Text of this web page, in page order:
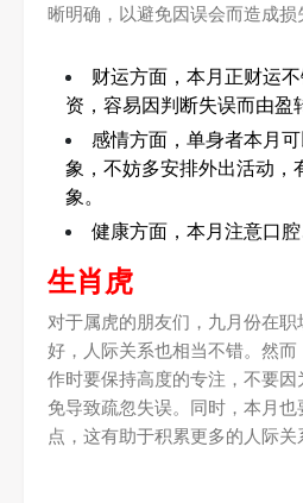
晰明确，以避免因误会而造成损
财运方面，本月正财运
资，容易因判断失误而由盈
感情方面，单身者本月
象，不妨多安排外出活动，
象。
健康方面，本月注意口腔
生肖虎
对于属虎的朋友们，九月份在
好，人际关系也相当不错。然
作时要保持高度的专注，不要
免导致疏忽失误。同时，本月
点，这有助于积累更多的人际关